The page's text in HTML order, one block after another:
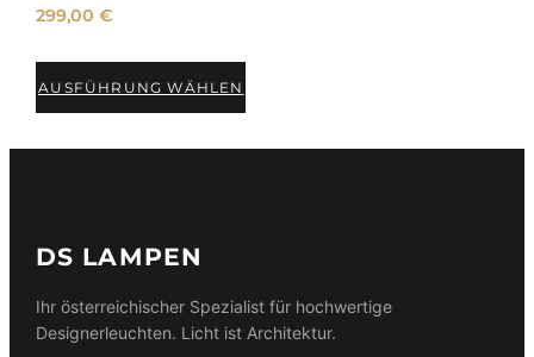
299,00€
AUSFÜHRUNG WÄHLEN
DS LAMPEN
Ihr österreichischer Spezialist für hochwertige
Designerleuchten. Licht ist Architektur.